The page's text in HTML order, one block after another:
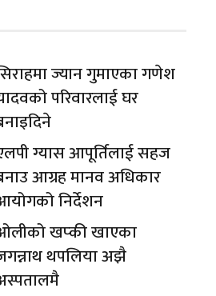
ज्यान गुमाएका गणेश
परिवारलाई घर
ग्यास आपूर्तिलाई सहज
आग्रह मानव अधिकार
निर्देशन
खप्की खाएका
थपलिया अझै